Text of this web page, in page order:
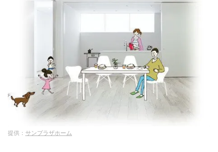
サンプラザホーム